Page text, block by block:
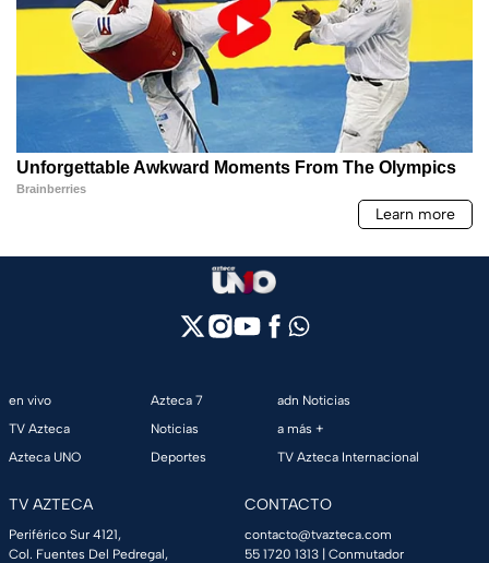
en vivo
TV Azteca
Azteca UNO
Azteca 7
Noticias
Deportes
adn Noticias
a más +
TV Azteca Internacional
TV AZTECA
Periférico Sur 4121,
Col. Fuentes Del Pedregal,
CONTACTO
contacto@tvazteca.com
55 1720 1313 | Conmutador